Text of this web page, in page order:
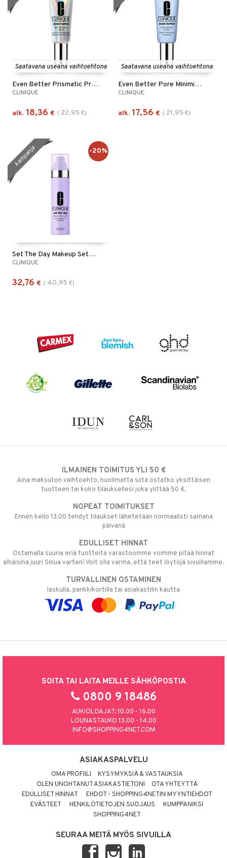
Saatavana useana vaihtoehtona
Even Better Prismatic Primer
CLINIQUE
alk. 18,36 € ( 22,95 €)
Saatavana useana vaihtoehtona
Even Better Pore Minimizer Primer
CLINIQUE
alk. 17,56 € ( 21,95 €)
Set The Day Makeup Setting Spray
CLINIQUE
32,76 € ( 40,95 €)
kampanja -20%
ILMAINEN TOIMITUS YLI 50 €
Aina maksuton vaihtoehto, huolimatta siitä ostatko yksittäisen
tuotteen tai koko tilauksellesi joka ylittää 50 €.
NOPEAT TOIMITUKSET
Ennen kello 13.00 tehdyt tilaukset lähetetään normaalisti samana
päivänä
EDULLISET HINNAT
Ostamalla suuria eriä tuotteita varastoomme voimme pitää hinnat
alhaisina juuri Sinua varten! Voit olla varma, että teet löytöjä sivuillamme.
TURVALLINEN OSTAMINEN
laskulla, pankkikortilla tai asiakastilin kautta
SOITA TAI LAITA MEILLE SÄHKÖPOSTIA
0800 9 18486
AUKIOLOAJAT: 10.00 - 16.00
LOUNASTAUKO 13.00 - 14.00
INFO@SHOPPING4NET.COM
ASIAKASPALVELU
OMA PROFIILI
KYSYMYKSIÄ & VASTAUKSIA
OLEN UNOHTANUT ASIAKASTIETONI
OTA YHTEYTTÄ
EDULLISET HINNAT
EHDOT - SHOPPING4NETIN MYYNTIEHDOT
EVÄSTEET
HENKILÖTIETOJEN SUOJAUS
KUMPPANIKSI
SHOPPING4NET
SEURAA MEITÄ MYÖS SIVUILLA